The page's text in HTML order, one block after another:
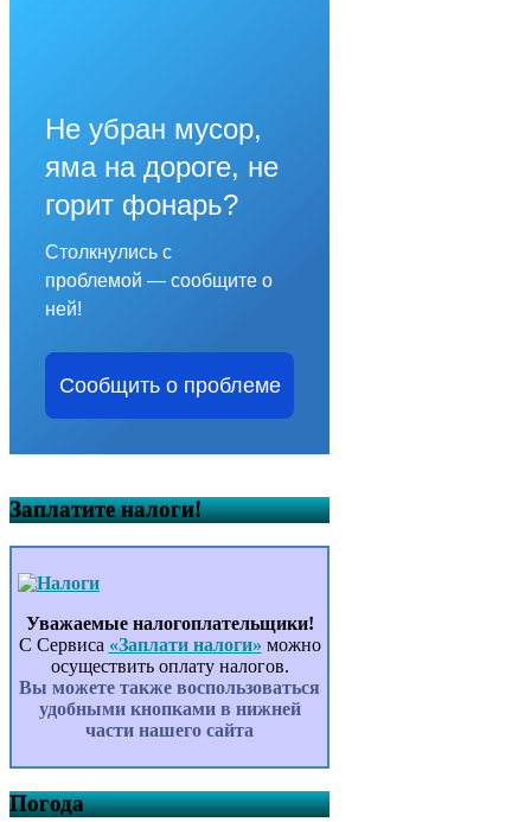
Не убран мусор,
яма на дороге, не
горит фонарь?
Столкнулись с
проблемой — сообщите о
ней!
Сообщить о проблеме
Заплатите налоги!
Уважаемые налогоплательщики!
С Сервиса «Заплати налоги» можно
осуществить оплату налогов.
Вы можете также воспользоваться
удобными кнопками в нижней
части нашего сайта
Погода